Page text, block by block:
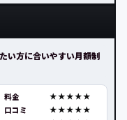
い方に合いやすい月額制
料金
口コミ